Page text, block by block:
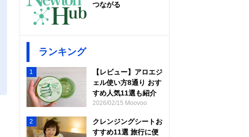
つながる
ランキング
1
【レビュー】アロエジ
ェル使い方8通り おす
すめ人気11選も紹介
2026/02/15 Moovoo
2
クレンジングシートお
すすめ11選 旅行に便